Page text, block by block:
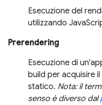
Esecuzione del
utilizzando
Prerendering
Esecuzione di
build per acquisire
statico. Nota: il
senso è diverso dal